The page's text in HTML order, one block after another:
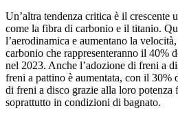
Un’altra tendenza critica è il crescente
come la fibra di carbonio e il titanio.
l’aerodinamica e aumentano la
carbonio che rappresenteranno il 40%
nel 2023. Anche l’adozione di freni a
freni a pattino è aumentata, con il 30%
di freni a disco grazie alla loro potenza
soprattutto in condizioni di bagnato.